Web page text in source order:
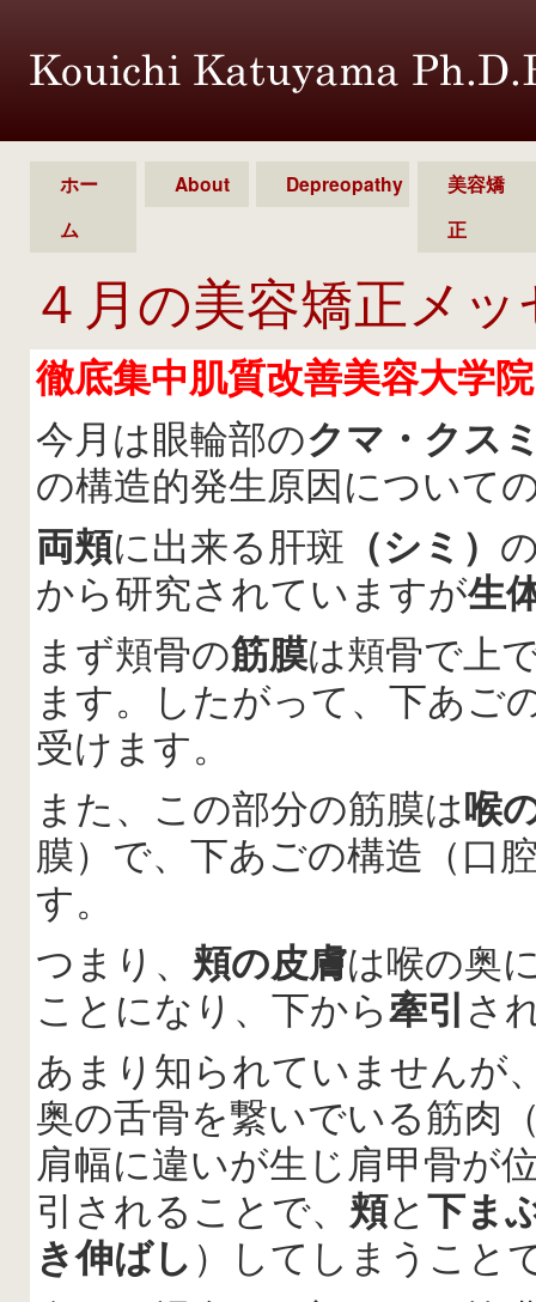
ホー
ム
About Depreopathy
美容矯
正
４月の美容矯正メ
徹底集中肌質改善美容大学院
今月は眼輪部のクマ・クス
の構造的発生原因について
両頬に出来る肝斑 （シミ）
から研究されていますが生
まず頬骨の筋膜は頬骨で上
ます。したがって、下あご
受けます。
また、この部分の筋膜は喉
膜）で、下あごの構造（口
す。
つまり、 頬の皮膚は喉の奥
ことになり、下から牽引 さ
あまり知られていませんが
奥の舌骨を繋いでいる筋肉
肩幅に違いが生じ肩甲骨が
引されることで、 頬と 下ま
き伸ばし ）してしまうこと